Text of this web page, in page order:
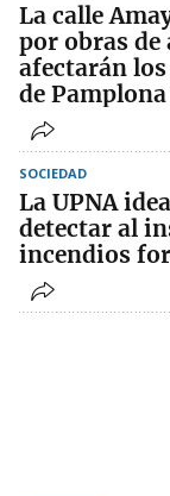
La calle
por obras de
afectarán
de Pamplona
SOCIEDAD
La UPNA
detectar al
incendios